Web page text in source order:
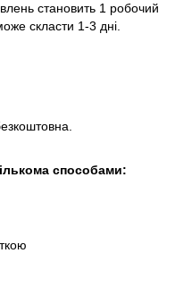
становить 1 робочий
скласти 1-3 дні.
способами: